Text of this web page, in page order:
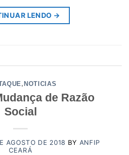
LENDO →
, NOTICIAS
de Razão
Social
AGOSTO DE 2018 BY ANFIP
CEARÁ